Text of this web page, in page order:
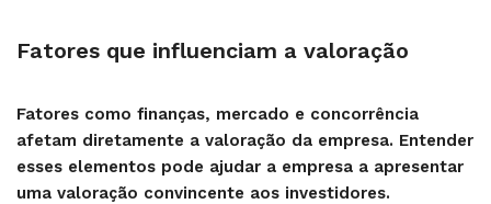
Fatores que influenciam a valoração
Fatores como finanças, mercado e concorrência
afetam diretamente a valoração da empresa. Entender
esses elementos pode ajudar a empresa a apresentar
uma valoração convincente aos investidores.